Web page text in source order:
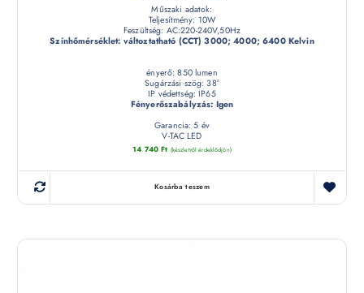
Műszaki adatok:
Teljesítmény: 10W
Feszültség: AC:220-240V,50Hz
Színhőmérséklet: változtatható (CCT) 3000; 4000; 6400 Kelvin
ényerő: 850 lumen
Sugárzási szög: 38°
IP védettség: IP65
Fényerőszabályzás: Igen
Garancia: 5 év
V-TAC LED
14 740Ft (készletről érdeklődjön)
Kosárba teszem